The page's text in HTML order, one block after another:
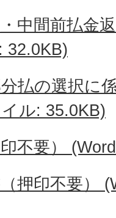
中間前払金
32.0KB)
払の選択に
ル: 35.0KB)
不要）
押印不要）